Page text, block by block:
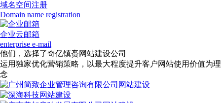
域名空间注册
Domain name registration
企业云邮箱
enterprise e-mail
他们，选择了奇亿镇赉网站建设公司
运用独家优化营销策略，以最大程度提升客户网站使用价值为理
念